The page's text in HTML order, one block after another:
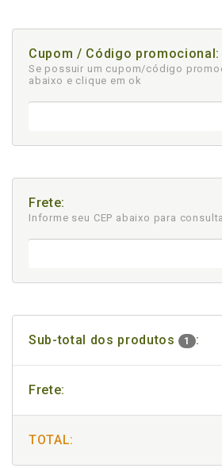
Cupom / Código promocional:
Se possuir um cupom/código
abaixo e clique em ok
Frete:
Informe seu CEP abaixo para
Sub-total dos produtos 1 :
Frete:
TOTAL: